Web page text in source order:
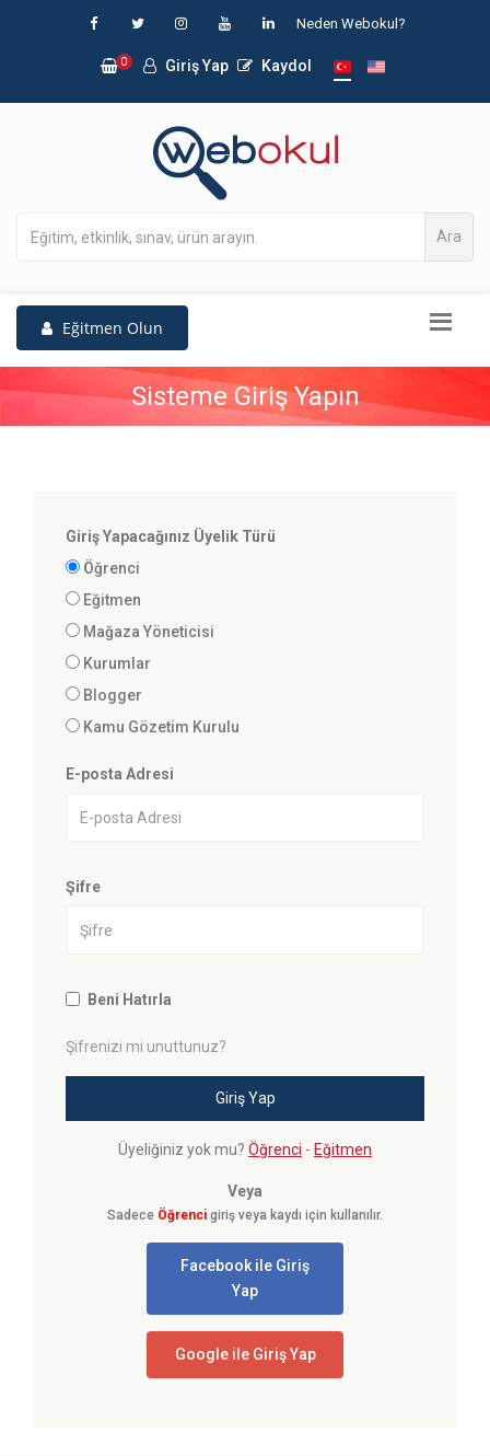
Neden Webokul?
0 Giriş Yap Kaydol
Ara
Eğitmen Olun
Sisteme Giriş Yapın
Giriş Yapacağınız Üyelik Türü
Öğrenci
Eğitmen
Mağaza Yöneticisi
Kurumlar
Blogger
Kamu Gözetim Kurulu
E-posta Adresi
Şifre
Beni Hatırla
Şifrenizi mi unuttunuz?
Giriş Yap
Üyeliğiniz yok mu? Öğrenci - Eğitmen
Veya
Sadece Öğrenci giriş veya kaydı için kullanılır.
Facebook ile Giriş
Yap
Google ile Giriş Yap